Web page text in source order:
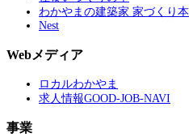
わかやまの建築家 家づくり本
Nest
Webメディア
ロカルわかやま
求人情報GOOD-JOB-NAVI
事業